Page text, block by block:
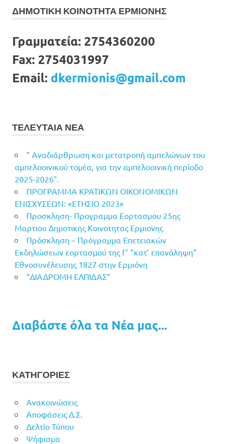
ΔΗΜΟΤΙΚΗ ΚΟΙΝΟΤΗΤΑ ΕΡΜΙΟΝΗΣ
Γραμματεία: 2754360200
Fax: 2754031997
Email: dkermionis@gmail.com
ΤΕΛΕΥΤΑΙΑ ΝΕΑ
” Αναδιάρθρωση και μετατροπή αμπελώνων του
αμπελοοινικού τομέα, για την αμπελοοινική περίοδο
2025-2026″.
ΠΡΟΓΡΑΜΜΑ ΚΡΑΤΙΚΩΝ ΟΙΚΟΝΟΜΙΚΩΝ
ΕΝΙΣΧΥΣΕΩΝ: «ΕΤΗΣΙΟ 2023»
Προσκληση- Προγραμμα Εορτασμου 25ης
Μαρτιου Δημοτικης Κοινοτητας Ερμιονης
Πρόσκληση – Πρόγραμμα Επετειακών
Εκδηλώσεων εορτασμού της Γ’ “κατ’ επανάληψη”
Εθνοσυνέλευσης 1827 στην Ερμιόνη
“ΔΙΑΔΡΟΜΗ ΕΛΠΙΔΑΣ”
Διαβάστε όλα τα Νέα μας...
ΚΑΤΗΓΟΡΙΕΣ
Ανακοινώσεις
Αποφάσεις Δ.Σ.
Δελτίο Τύπου
Ψήφισμα